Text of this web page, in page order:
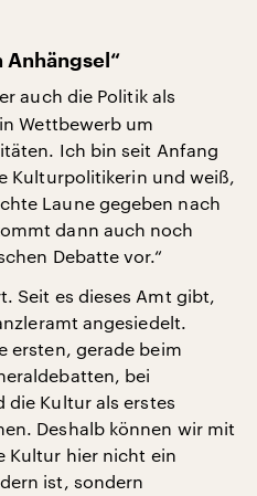
Anhängsel“
auch die Politik als
Wettbewerb um
Ich bin seit Anfang
Kulturpolitikerin und weiß,
Laune gegeben nach
dann auch noch
Debatte vor.“
Seit es dieses Amt gibt,
angesiedelt.
ersten, gerade beim
bei
die Kultur als erstes
Deshalb können wir mit
Kultur hier nicht ein
ist, sondern